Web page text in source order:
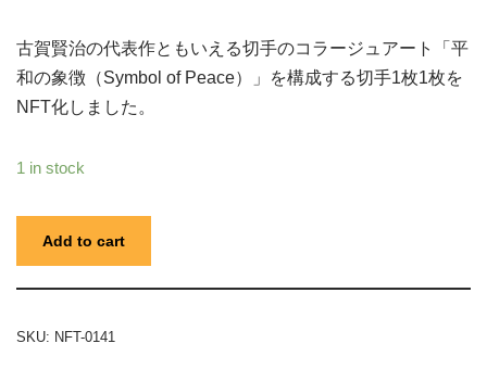
古賀賢治の代表作ともいえる切手のコラージュアート「平
和の象徴（Symbol of Peace）」を構成する切手1枚1枚を
NFT化しました。
1 in stock
Add to cart
SKU: NFT-0141